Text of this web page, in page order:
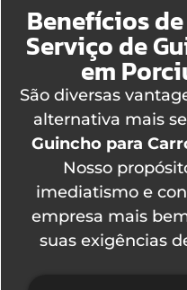
Benefícios
Serviço de
em
São diversas
alternativa mais
Guincho para
Nosso
imediatismo e
empresa mais
suas exigências